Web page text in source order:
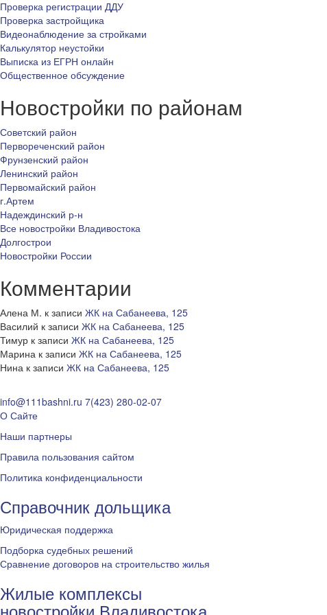
Проверка регистрации ДДУ
Проверка застройщика
Видеонаблюдение за стройками
Калькулятор неустойки
Выписка из ЕГРН онлайн
Общественное обсуждение
Новостройки по районам
Советский район
Первореченский район
Фрунзенский район
Ленинский район
Первомайский район
г.Артем
Надеждинский р-н
Все новостройки Владивостока
Долгострои
Новостройки России
Комментарии
Алена М. к записи ЖК на Сабанеева, 125
Василий к записи ЖК на Сабанеева, 125
Тимур к записи ЖК на Сабанеева, 125
Марина к записи ЖК на Сабанеева, 125
Нина к записи ЖК на Сабанеева, 125
info@111bashni.ru 7(423) 280-02-07
О Сайте
Наши партнеры
Правила пользования сайтом
Политика конфиденциальности
Справочник дольщика
Юридическая поддержка
Подборка судебных решений
Сравнение договоров на строительство жилья
Жилые комплексы